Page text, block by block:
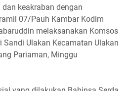
keakraban dengan
07/Pauh Kambar Kodim
melaksanakan Komsos
Sandi Ulakan Kecamatan Ulakan
Pariaman, Minggu